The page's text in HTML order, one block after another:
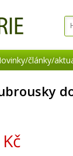
články/